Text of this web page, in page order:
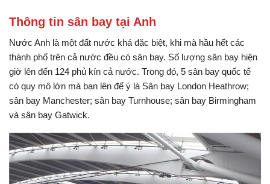
Thông tin sân bay tại Anh
Nước Anh là một đất nước khá đặc biệt, khi mà hầu hết các
thành phố trên cả nước đều có sân bay. Số lượng sân bay hiện
giờ lên đến 124 phủ kín cả nước. Trong đó, 5 sân bay quốc tế
có quy mô lớn mà bạn lên để ý là Sân bay London Heathrow;
sân bay Manchester; sân bay Turnhouse; sân bay Birmingham
và sân bay Gatwick.